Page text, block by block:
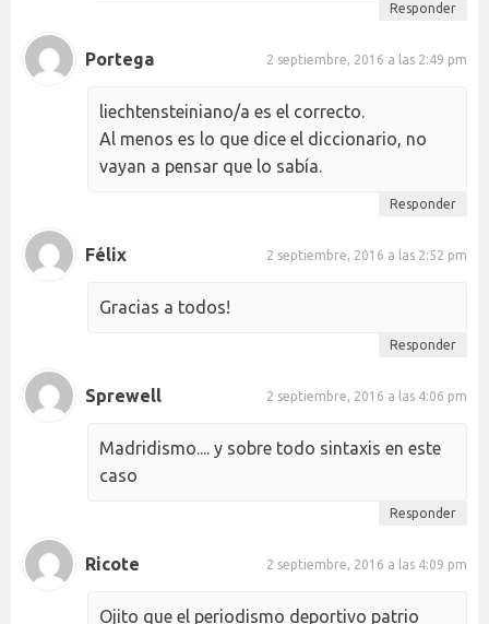
Responder
Portega 2 septiembre, 2016 a las 2:49 pm
liechtensteiniano/a es el correcto.
Al menos es lo que dice el diccionario, no
vayan a pensar que lo sabía.
Responder
Félix 2 septiembre, 2016 a las 2:52 pm
Gracias a todos!
Responder
Sprewell 2 septiembre, 2016 a las 4:06 pm
Madridismo.... y sobre todo sintaxis en este
caso
Responder
Ricote 2 septiembre, 2016 a las 4:09 pm
Ojito que el periodismo deportivo patrio